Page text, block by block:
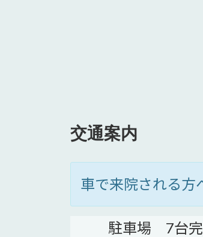
交通案内
車で来院される方
駐車場 7台